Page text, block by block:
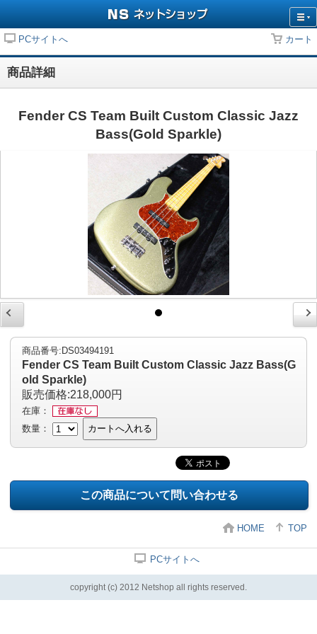
PCサイトへ カート
商品詳細
Fender CS Team Built Custom Classic Jazz
Bass(Gold Sparkle)
商品番号:DS03494191
Fender CS Team Built Custom Classic Jazz Bass(G
old Sparkle)
販売価格:218,000円
在庫：
数量：
カートへ入れる
この商品について問い合わせる
HOME TOP
PCサイトへ
copyright (c) 2012 Netshop all rights reserved.